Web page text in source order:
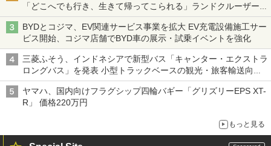
「どこへでも行き、生きて帰ってこられる」ランドクルーザーで
命をつなぐ
BYDとコジマ、EV関連サービス事業を拡大 EV充電設備施工サー
ビス開始、コジマ店舗でBYD車の展示・試乗イベントを強化
三菱ふそう、インドネシアで新型バス「キャンター・エクストラ
ロングバス」を発表 小型トラックベースの観光・旅客輸送向け
バス
ヤマハ、国内向けフラグシップ四輪バギー「グリズリーEPS XT-
R」 価格220万円
もっと見る